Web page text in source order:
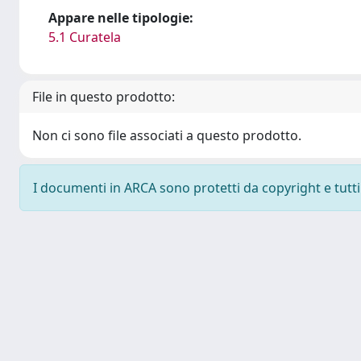
Appare nelle tipologie:
5.1 Curatela
File in questo prodotto:
Non ci sono file associati a questo prodotto.
I documenti in ARCA sono protetti da copyright e